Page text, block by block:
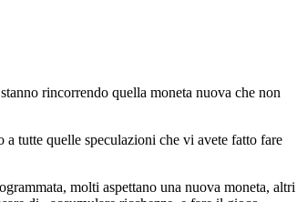
rincorrendo quella moneta nuova che non
tutte quelle speculazioni che vi avete fatto fare
molti aspettano una nuova moneta, altri